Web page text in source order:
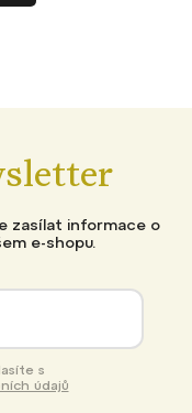
zasílat informace o
e-shopu.
údajů